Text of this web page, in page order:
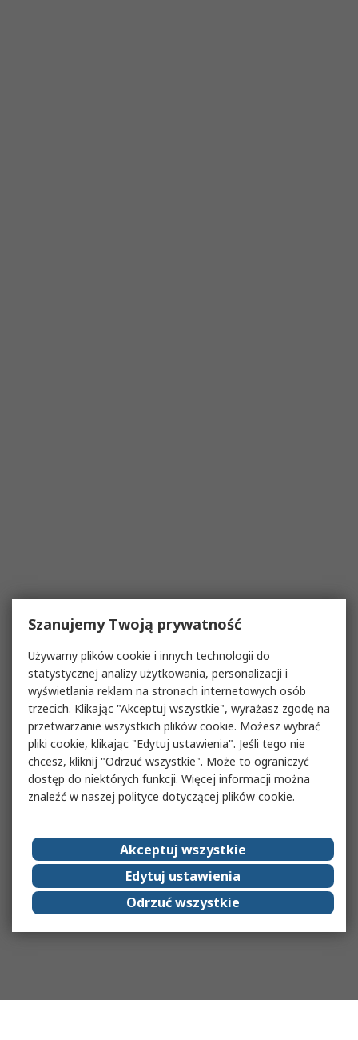
Szanujemy Twoją prywatność
Używamy plików cookie i innych technologii do
statystycznej analizy użytkowania, personalizacji i
wyświetlania reklam na stronach internetowych osób
trzecich. Klikając "Akceptuj wszystkie", wyrażasz zgodę na
przetwarzanie wszystkich plików cookie. Możesz wybrać
pliki cookie, klikając "Edytuj ustawienia". Jeśli tego nie
chcesz, kliknij "Odrzuć wszystkie". Może to ograniczyć
dostęp do niektórych funkcji. Więcej informacji można
znaleźć w naszej polityce dotyczącej plików cookie.
Akceptuj wszystkie
Edytuj ustawienia
Odrzuć wszystkie